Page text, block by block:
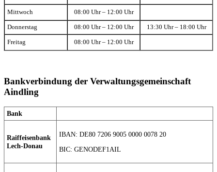
Mittwoch 08:00 Uhr – 12:00 Uhr
Donnerstag 08:00 Uhr – 12:00 Uhr 13:30 Uhr – 18:00 Uhr
Freitag 08:00 Uhr – 12:00 Uhr
Bankverbindung der Verwaltungsgemeinschaft
Aindling
Bank
Raiffeisenbank
Lech-Donau
IBAN: DE80 7206 9005 0000 0078 20
BIC: GENODEF1AIL